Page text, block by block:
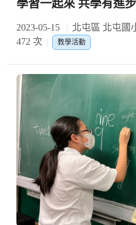
學習一起來 共學有進
2023-05-15 北屯區 北屯國
472 次
教學活動